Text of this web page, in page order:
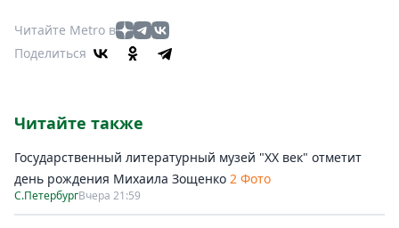
Читайте Metro в
Поделиться
Читайте также
Государственный литературный музей "ХХ век" отметит
день рождения Михаила Зощенко 2 Фото
С.ПетербургВчера 21:59